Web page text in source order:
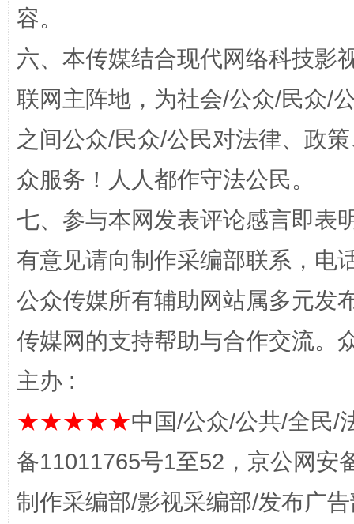
“蜀中异人”王建安的艺术幻境
完善运行机制助力责任有效落实
容。
六、本传媒结合现代网络科技影
联网主阵地，为社会/公众/民众/
之间公众/民众/公民对法律、政
众服务！人人都作守法公民。
七、参与本网发表评论感言即表
有意见请向制作采编部联系，电
公众传媒所有辅助网站属多元发
传媒网的支持帮助与合作交流。
主办 :
★★★★★中国/公众/公共/全民/
备11011765号1至52，京公网安
制作采编部/影视采编部/发布广